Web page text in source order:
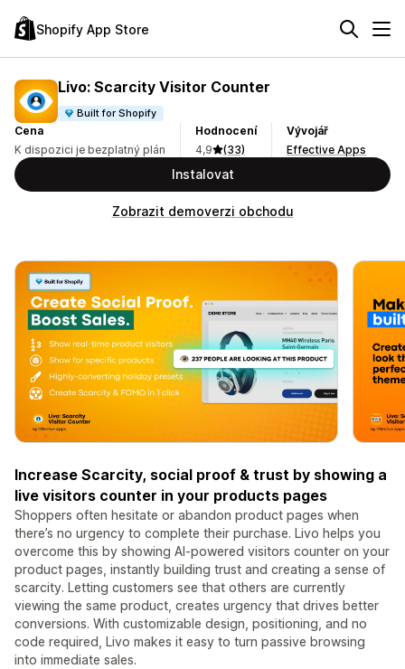
Shopify App Store
Livo: Scarcity Visitor Counter
Built for Shopify
Cena
K dispozici je bezplatný plán
Hodnocení
4,9
(33)
Vývojář
Effective Apps
Instalovat
Zobrazit demoverzi obchodu
Increase Scarcity, social proof & trust by showing a
live visitors counter in your products pages
Shoppers often hesitate or abandon product pages when
there’s no urgency to complete their purchase. Livo helps you
overcome this by showing AI-powered visitors counter on your
product pages, instantly building trust and creating a sense of
scarcity. Letting customers see that others are currently
viewing the same product, creates urgency that drives better
conversions. With customizable design, positioning, and no
code required, Livo makes it easy to turn passive browsing
into immediate sales.